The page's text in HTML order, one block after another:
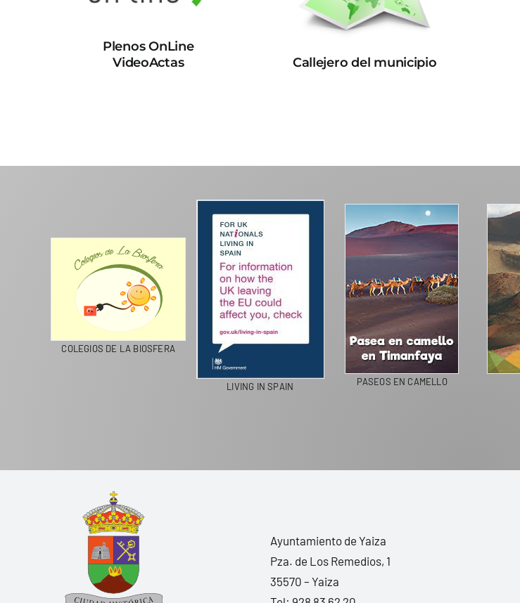
Plenos OnLine
VideoActas
Callejero del municipio
COLEGIOS DE LA BIOSFERA
LIVING IN SPAIN PASEOS EN CAMELLO
Ayuntamiento de Yaiza
Pza. de Los Remedios, 1
35570 – Yaiza